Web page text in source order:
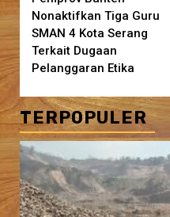
Reading
Nonaktifkan Tiga Guru
SMAN 4 Kota Serang
Terkait Dugaan
Pelanggaran Etika
TERPOPULER